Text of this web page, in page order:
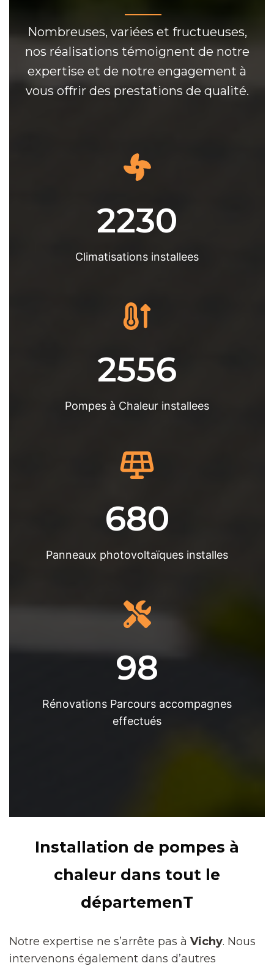
Nombreuses, variées et fructueuses,
nos réalisations témoignent de notre
expertise et de notre engagement à
vous offrir des prestations de qualité.
2230
Climatisations installees
2556
Pompes à Chaleur installees
680
Panneaux photovoltaïques installes
98
Rénovations Parcours accompagnes
effectués
Installation de pompes à
chaleur dans tout le
départemenT
Notre expertise ne s’arrête pas à Vichy. Nous
intervenons également dans d’autres